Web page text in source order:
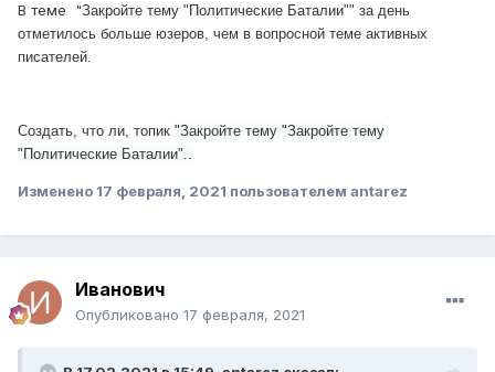
В теме "Закройте тему "Политические Баталии"" за день
отметилось больше юзеров, чем в вопросной теме активных
писателей.
Создать, что ли, топик "Закройте тему "Закройте тему
"Политические Баталии"..
Изменено 17 февраля, 2021 пользователем antarez
Иванович
Опубликовано 17 февраля, 2021